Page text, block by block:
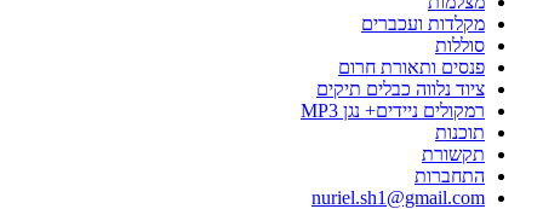
מקלדות ועכברים
סוללות
פנסים ותאורת חרום
ציוד נלווה כבלים תיקים
רמקולים ניידים+ נגן MP3
תוכנות
תקשורת
התחברות
nuriel.sh1@gmail.com